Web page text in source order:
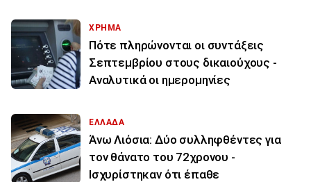
ΧΡΗΜΑ
Πότε πληρώνονται οι συντάξεις
Σεπτεμβρίου στους δικαιούχους -
Αναλυτικά οι ημερομηνίες
ΕΛΛΑΔΑ
Άνω Λιόσια: Δύο συλληφθέντες για
τον θάνατο του 72χρονου -
Ισχυρίστηκαν ότι έπαθε